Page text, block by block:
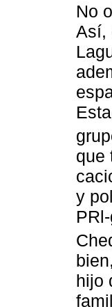
No
Así,
que
y
hijo